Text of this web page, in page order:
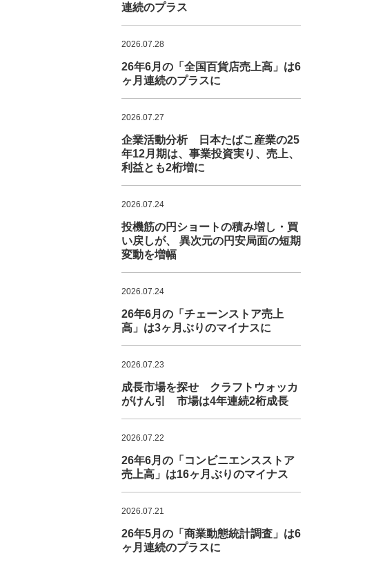
連続のプラス
2026.07.28
26年6月の「全国百貨店売上高」は6
ヶ月連続のプラスに
2026.07.27
企業活動分析 日本たばこ産業の25
年12月期は、事業投資実り、売上、
利益とも2桁増に
2026.07.24
投機筋の円ショートの積み増し・買
い戻しが、 異次元の円安局面の短期
変動を増幅
2026.07.24
26年6月の「チェーンストア売上
高」は3ヶ月ぶりのマイナスに
2026.07.23
成長市場を探せ クラフトウォッカ
がけん引 市場は4年連続2桁成長
2026.07.22
26年6月の「コンビニエンスストア
売上高」は16ヶ月ぶりのマイナス
2026.07.21
26年5月の「商業動態統計調査」は6
ヶ月連続のプラスに